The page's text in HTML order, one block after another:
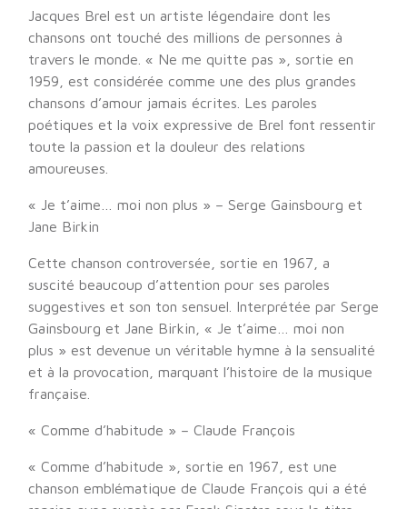
Jacques Brel est un artiste légendaire dont les
chansons ont touché des millions de personnes à
travers le monde. « Ne me quitte pas », sortie en
1959, est considérée comme une des plus grandes
chansons d’amour jamais écrites. Les paroles
poétiques et la voix expressive de Brel font ressentir
toute la passion et la douleur des relations
amoureuses.
« Je t’aime… moi non plus » – Serge Gainsbourg et
Jane Birkin
Cette chanson controversée, sortie en 1967, a
suscité beaucoup d’attention pour ses paroles
suggestives et son ton sensuel. Interprétée par Serge
Gainsbourg et Jane Birkin, « Je t’aime… moi non
plus » est devenue un véritable hymne à la sensualité
et à la provocation, marquant l’histoire de la musique
française.
« Comme d’habitude » – Claude François
« Comme d’habitude », sortie en 1967, est une
chanson emblématique de Claude François qui a été